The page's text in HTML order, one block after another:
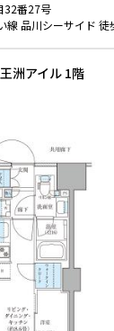
方位、階数などの
設定する
象お部屋数
件
屋を再検索
32番27号
線 品川シーサイド 徒
洲アイル 1階